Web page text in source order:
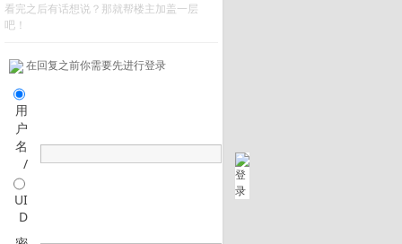
看完之后有话想说？那就帮楼主加盖一层
吧！
在回复之前你需要先进行登录
用
户
名
/
UI
D